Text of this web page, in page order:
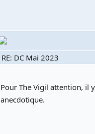
RE: DC Mai 2023
Pour The Vigil attention, il
anecdotique.